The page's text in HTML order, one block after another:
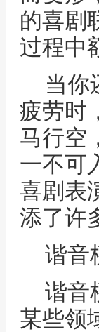
的喜剧
过程中
当你
疲劳时
马行空
一不可
喜剧表
添了许
谐音
谐音
某些领